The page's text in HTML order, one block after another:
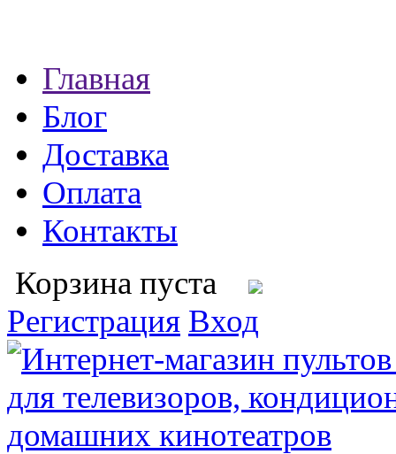
Главная
Блог
Доставка
Оплата
Контакты
Корзина пуста
Регистрация Вход